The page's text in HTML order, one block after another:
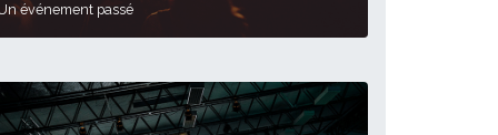
événement passé